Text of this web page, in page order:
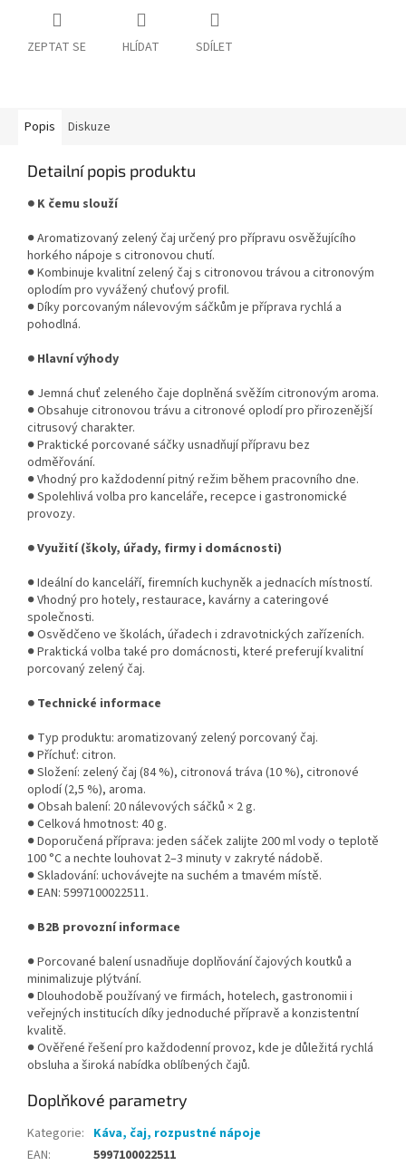
ZEPTAT SE HLÍDAT SDÍLET
Popis Diskuze
Detailní popis produktu
● K čemu slouží
● Aromatizovaný zelený čaj určený pro přípravu osvěžujícího
horkého nápoje s citronovou chutí.
● Kombinuje kvalitní zelený čaj s citronovou trávou a citronovým
oplodím pro vyvážený chuťový profil.
● Díky porcovaným nálevovým sáčkům je příprava rychlá a
pohodlná.
● Hlavní výhody
● Jemná chuť zeleného čaje doplněná svěžím citronovým aroma.
● Obsahuje citronovou trávu a citronové oplodí pro přirozenější
citrusový charakter.
● Praktické porcované sáčky usnadňují přípravu bez
odměřování.
● Vhodný pro každodenní pitný režim během pracovního dne.
● Spolehlivá volba pro kanceláře, recepce i gastronomické
provozy.
● Využití (školy, úřady, firmy i domácnosti)
● Ideální do kanceláří, firemních kuchyněk a jednacích místností.
● Vhodný pro hotely, restaurace, kavárny a cateringové
společnosti.
● Osvědčeno ve školách, úřadech i zdravotnických zařízeních.
● Praktická volba také pro domácnosti, které preferují kvalitní
porcovaný zelený čaj.
● Technické informace
● Typ produktu: aromatizovaný zelený porcovaný čaj.
● Příchuť: citron.
● Složení: zelený čaj (84 %), citronová tráva (10 %), citronové
oplodí (2,5 %), aroma.
● Obsah balení: 20 nálevových sáčků × 2 g.
● Celková hmotnost: 40 g.
● Doporučená příprava: jeden sáček zalijte 200 ml vody o teplotě
100 °C a nechte louhovat 2–3 minuty v zakryté nádobě.
● Skladování: uchovávejte na suchém a tmavém místě.
● EAN: 5997100022511.
● B2B provozní informace
● Porcované balení usnadňuje doplňování čajových koutků a
minimalizuje plýtvání.
● Dlouhodobě používaný ve firmách, hotelech, gastronomii i
veřejných institucích díky jednoduché přípravě a konzistentní
kvalitě.
● Ověřené řešení pro každodenní provoz, kde je důležitá rychlá
obsluha a široká nabídka oblíbených čajů.
Doplňkové parametry
Kategorie: Káva, čaj, rozpustné nápoje
EAN: 5997100022511